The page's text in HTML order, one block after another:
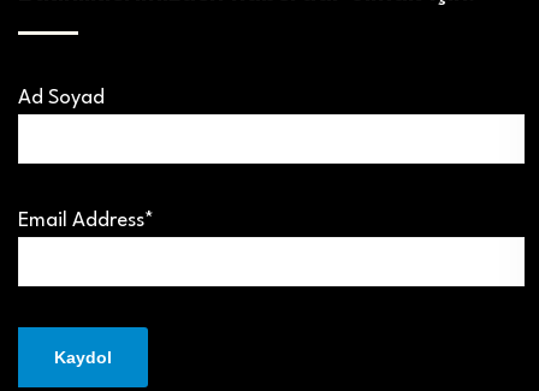
Ad Soyad
Email Address*